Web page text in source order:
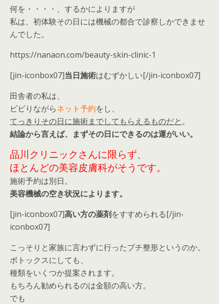
何を・・・・、するかによりますが
私は、初体験その日には機械の都合で診察しかできませ
んでした。
https://nanaon.com/beauty-skin-clinic-1
[jin-iconbox07]当日施術はむずかしい[/jin-iconbox07]
田舎者の私は、
ビビりながらネット予約をし、
てっきりその日に施術までしてもらえるものだと。
結論から言えば、まずその日にできるのは運がいい。
品川クリニックさんに限らず、
ほとんどの美容皮膚科がそうです。
施術予約は別日。
美容機械の空き状況によります。
[jin-iconbox07]高い方の薬剤をすすめられる[/jin-
iconbox07]
こっそりと家族に言わずに行ったプチ整形というのか。
ボトックスにしても、
種類をいくつか提案されます。
もちろん勧められるのは金額の高い方。
でも